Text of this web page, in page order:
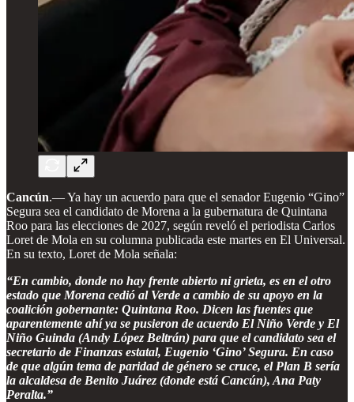
Cancún.— Ya hay un acuerdo para que el senador Eugenio “Gino”
Segura sea el candidato de Morena a la gubernatura de Quintana
Roo para las elecciones de 2027, según reveló el periodista Carlos
Loret de Mola en su columna publicada este martes en El Universal.
En su texto, Loret de Mola señala:
“En cambio, donde no hay frente abierto ni grieta, es en el otro
estado que Morena cedió al Verde a cambio de su apoyo en la
coalición gobernante: Quintana Roo. Dicen las fuentes que
aparentemente ahí ya se pusieron de acuerdo El Niño Verde y El
Niño Guinda (Andy López Beltrán) para que el candidato sea el
secretario de Finanzas estatal, Eugenio ‘Gino’ Segura. En caso
de que algún tema de paridad de género se cruce, el Plan B sería
la alcaldesa de Benito Juárez (donde está Cancún), Ana Paty
Peralta.”